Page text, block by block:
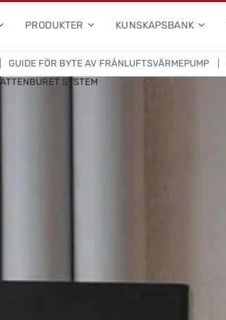
PRODUKTER KUNSKAPSBANK
GUIDE FÖR BYTE AV FRÅNLUFTSVÄRMEPUMP
SYSTEM